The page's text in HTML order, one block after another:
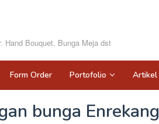
Hand Bouquet. Bunga Meja dst
Form Order Portofolio Artikel
bunga Enrekang